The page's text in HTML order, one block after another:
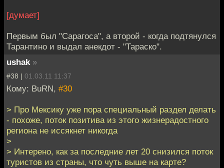
[думает]
Первым был "Сарагоса", а второй - когда подтянулся
Тарантино и выдал анекдот - "Тараско".
ushak »
#38 | 01.03.11 11:37
Кому: BuRN, #30
> Про Мексику уже пора специальный раздел делать
- похоже, поток позитива из этого жизнерадостного
региона не иссякнет никогда
>
> Интерено, как за последние лет 20 снизился поток
туристов из страны, что чуть выше на карте?